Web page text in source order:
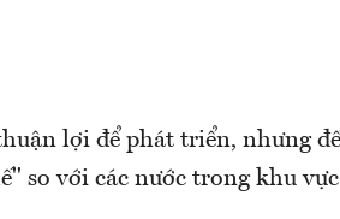
lợi để phát triển, nhưng
so với các nước trong khu